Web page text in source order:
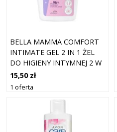
BELLA MAMMA COMFORT
INTIMATE GEL 2 IN 1 ŻEL
DO HIGIENY INTYMNEJ 2 W
1 300 ML
15,50 zł
1 oferta